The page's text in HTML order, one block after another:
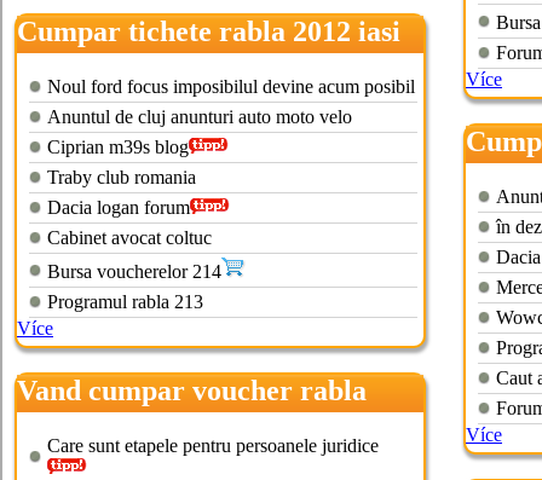
Cumpar tichete rabla 2012 iasi
Noul ford focus imposibilul devine acum posibil
Anuntul de cluj anunturi auto moto velo
Ciprian m39s blog
Traby club romania
Dacia logan forum
Cabinet avocat coltuc
Bursa voucherelor 214
Programul rabla 213
Více
Vand cumpar voucher rabla
2013
Care sunt etapele pentru persoanele juridice
Více
în
Caut
Více